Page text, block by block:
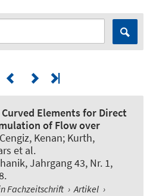
Elements for Direct
of Flow over
Kenan; Kurth,
et al.
, Jahrgang 43, Nr. 1,
Fachzeitschrift › Artikel ›